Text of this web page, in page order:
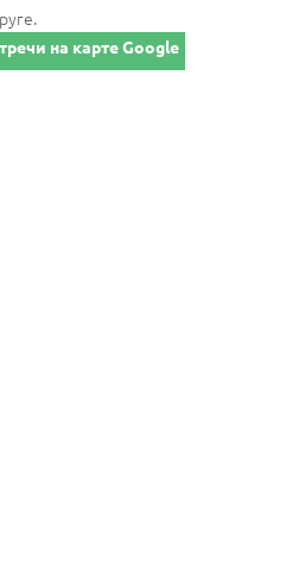
на карте Google